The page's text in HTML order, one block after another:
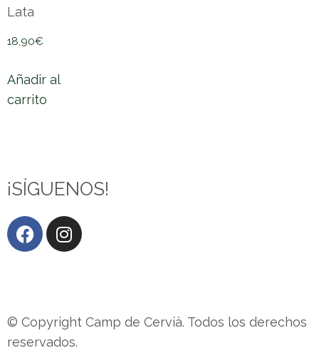
Lata
18,90€
Añadir al
carrito
¡SÍGUENOS!
© Copyright Camp de Cervià. Todos los derechos
reservados.